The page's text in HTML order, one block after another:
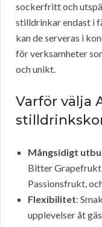
sockerfritt och
stilldrinkar endast i
kan de serveras i
för verksamheter
och unikt.
Varför välja
Mångsidigt
Bitter
Passionsfrukt,
Flexibilitet:
upplevelser åt